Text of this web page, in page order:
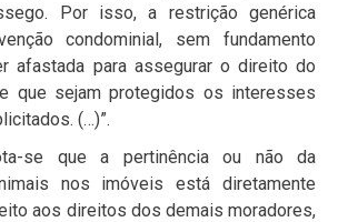
Por isso, a restrição genérica
condominial, sem fundamento
afastada para assegurar o direito do
que sejam protegidos os interesses
(…)”.
se que a pertinência ou não da
nos imóveis está diretamente
aos direitos dos demais moradores,